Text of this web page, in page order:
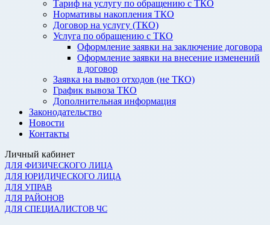
Тариф на услугу по обращению с ТКО
Нормативы накопления ТКО
Договор на услугу (ТКО)
Услуга по обращению с ТКО
Оформление заявки на заключение договора
Оформление заявки на внесение изменений
в договор
Заявка на вывоз отходов (не ТКО)
График вывоза ТКО
Дополнительная информация
Законодательство
Новости
Контакты
Личный кабинет
ДЛЯ ФИЗИЧЕСКОГО ЛИЦА
ДЛЯ ЮРИДИЧЕСКОГО ЛИЦА
ДЛЯ УПРАВ
ДЛЯ РАЙОНОВ
ДЛЯ СПЕЦИАЛИСТОВ ЧС